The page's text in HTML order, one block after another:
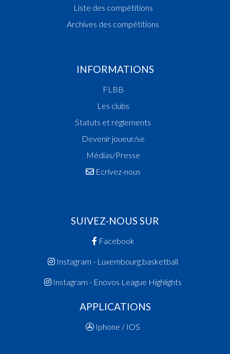
Liste des compétitions
Archives des compétitions
INFORMATIONS
FLBB
Les clubs
Statuts et réglements
Devenir joueur/se
Médias/Presse
Ecrivez-nous
SUIVEZ-NOUS SUR
Facebook
Instagram - Luxembourg.basketball
Instagram - Enovos League Highlights
APPLICATIONS
Iphone / IOS